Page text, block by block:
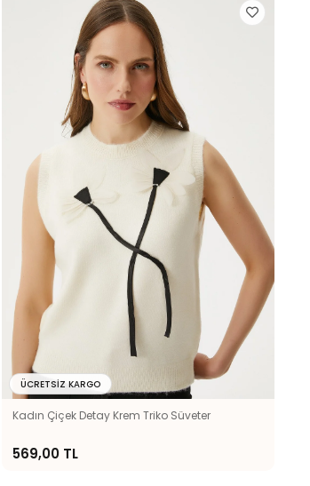
Kadın Çiçek Detay Krem Triko Süveter
569,00 TL
ÜCRETSIZ KARGO